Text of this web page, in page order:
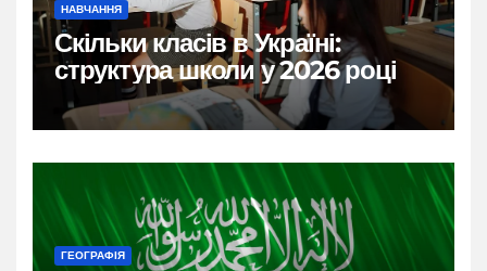
НАВЧАННЯ
Скільки класів в Україні:
структура школи у 2026 році
ГЕОГРАФІЯ